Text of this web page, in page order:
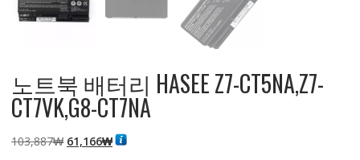
노트북 배터리 HASEE Z7-CT5NA,Z7-
CT7VK,G8-CT7NA
103,887₩ 원
61,166₩현